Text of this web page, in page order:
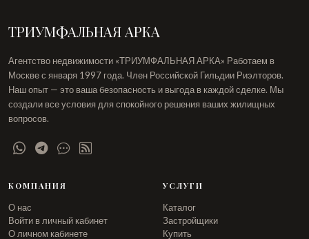
ТРИУМФАЛЬНАЯ АРКА
Агентство недвижимости «ТРИУМФАЛЬНАЯ АРКА» Работаем в
Москве с января 1997 года. Член Российской Гильдии Риэлторов.
Наш опыт — это ваша безопасность и выгода в каждой сделке. Мы
создали все условия для спокойного решения ваших жилищных
вопросов.
КОМПАНИЯ
О нас
Войти в личный кабинет
О личном кабинете
УСЛУГИ
Каталог
Застройщики
Купить